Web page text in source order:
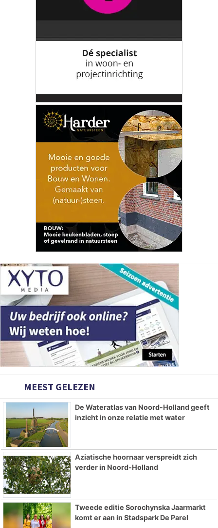
MEEST GELEZEN
De Wateratlas van Noord-Holland geeft
inzicht in onze relatie met water
Aziatische hoornaar verspreidt zich
verder in Noord-Holland
Tweede editie Sorochynska Jaarmarkt
komt er aan in Stadspark De Parel